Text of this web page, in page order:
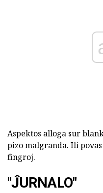
Aspektos alloga sur
pizo malgranda. Ili
fingroj.
"ĴURNALO"